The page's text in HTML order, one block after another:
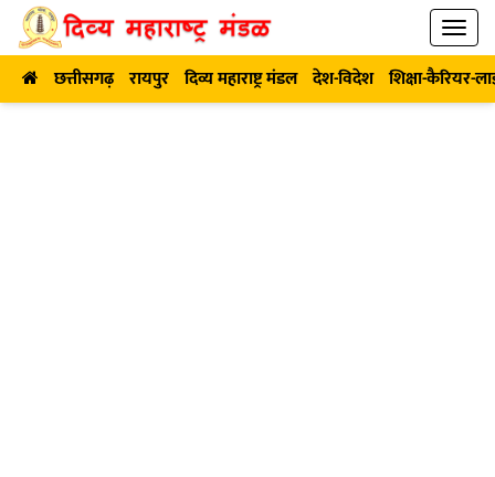
छत्तीसगढ़ रायपुर दिव्य महाराष्ट्र मंडल देश-विदेश शिक्षा-कैरियर-